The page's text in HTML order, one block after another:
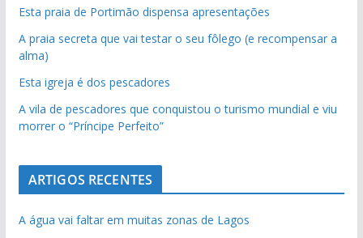
Esta praia de Portimão dispensa apresentações
A praia secreta que vai testar o seu fôlego (e recompensar a
alma)
Esta igreja é dos pescadores
A vila de pescadores que conquistou o turismo mundial e viu
morrer o “Príncipe Perfeito”
ARTIGOS RECENTES
A água vai faltar em muitas zonas de Lagos